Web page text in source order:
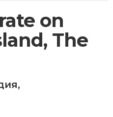
on
The
,